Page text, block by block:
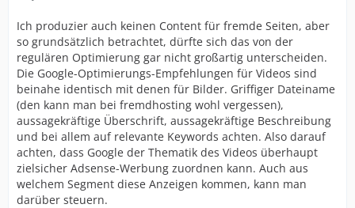
Ich produzier auch keinen Content für fremde Seiten, aber
so grundsätzlich betrachtet, dürfte sich das von der
regulären Optimierung gar nicht großartig unterscheiden.
Die Google-Optimierungs-Empfehlungen für Videos sind
beinahe identisch mit denen für Bilder. Griffiger Dateiname
(den kann man bei fremdhosting wohl vergessen),
aussagekräftige Überschrift, aussagekräftige Beschreibung
und bei allem auf relevante Keywords achten. Also darauf
achten, dass Google der Thematik des Videos überhaupt
zielsicher Adsense-Werbung zuordnen kann. Auch aus
welchem Segment diese Anzeigen kommen, kann man
darüber steuern.